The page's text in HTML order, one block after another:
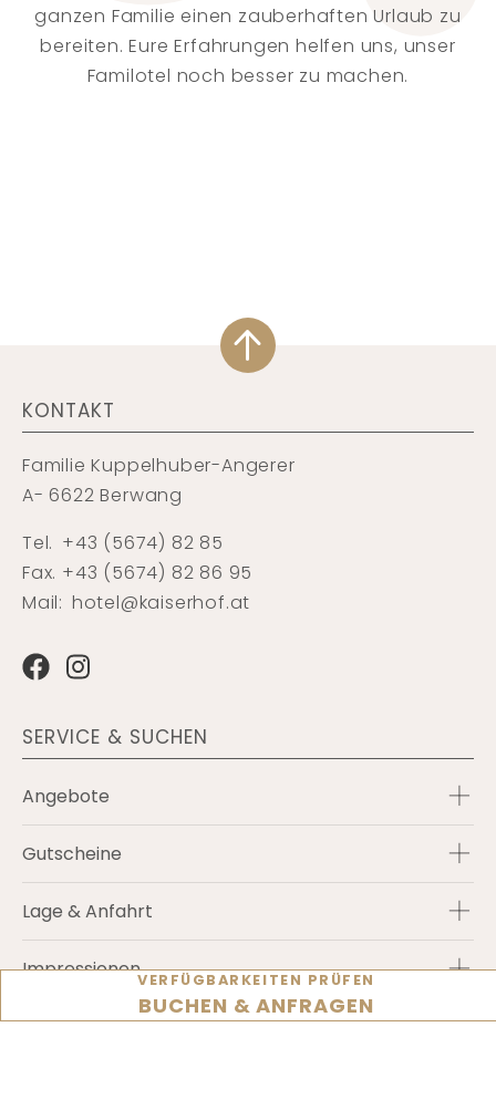
BUCHEN & ANFRAGEN
VERFÜGBARKEITEN PRÜFEN
ganzen Familie einen zauberhaften Urlaub zu
bereiten. Eure Erfahrungen helfen uns, unser
Familotel noch besser zu machen.
KONTAKT
Familie Kuppelhuber-Angerer
A- 6622 Berwang
Tel. +43 (5674) 82 85
Fax. +43 (5674) 82 86 95
Mail: hotel@kaiserhof.at
SERVICE & SUCHEN
Angebote
Gutscheine
Lage & Anfahrt
Impressionen
Karriere